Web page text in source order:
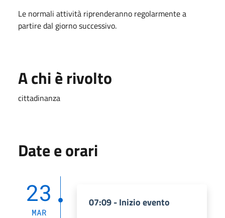
Le normali attività riprenderanno regolarmentea
partiredal giornosuccessivo.
A chi è rivolto
cittadinanza
Date e orari
23
MAR
07:09 - Inizio evento